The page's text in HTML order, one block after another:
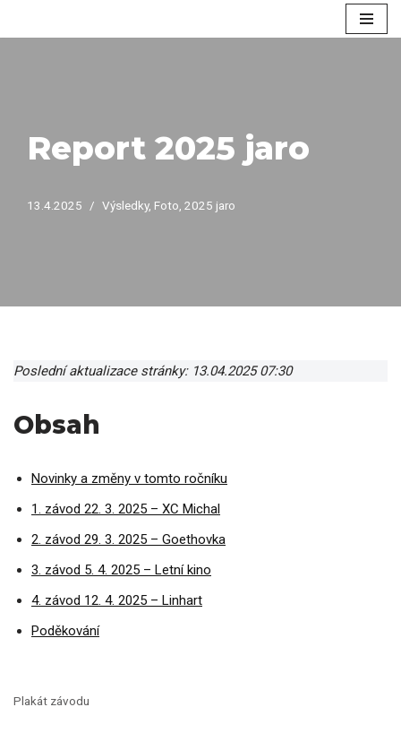
Report 2025 jaro
13.4.2025 Výsledky, Foto 2025 jaro
Poslední aktualizace stránky: 13.04.2025 07:30
Obsah
Novinky a změny v tomto ročníku
1. závod 22. 3. 2025 – XC Michal
2. závod 29. 3. 2025 – Goethovka
3. závod 5. 4. 2025 – Letní kino
4. závod 12. 4. 2025 – Linhart
Poděkování
Plakát závodu